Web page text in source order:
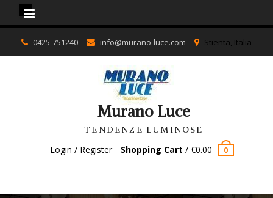
content
0425-751240 info@murano-luce.com Stienta, Italia
Murano Luce
TENDENZE LUMINOSE
Login / Register Shopping Cart /€0.00 0
Murano Luce